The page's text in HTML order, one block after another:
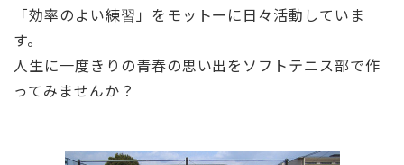
「効率のよい練習」をモットーに日々活動していま
す。
人生に一度きりの青春の思い出をソフトテニス部で作
ってみませんか？